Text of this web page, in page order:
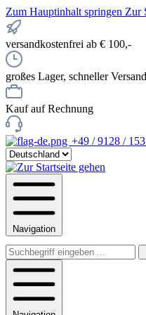
Zum Hauptinhalt springen Zur
versandkostenfrei ab € 100,-
großes Lager, schneller Versand
Kauf auf Rechnung
+49 / 9128 /
Navigation